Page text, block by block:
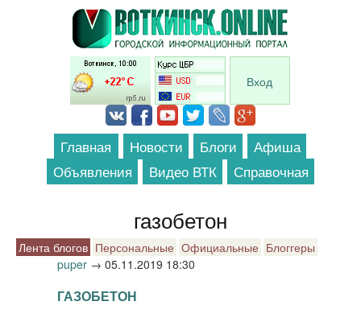
Перейти к основному содержанию
Вход
Главная Новости Блоги
Афиша
Объявления
Видео ВТК Справочная
газобетон
Лента блогов Персональные Официальные Блоггеры
puper → 05.11.2019 18:30
ГАЗОБЕТОН